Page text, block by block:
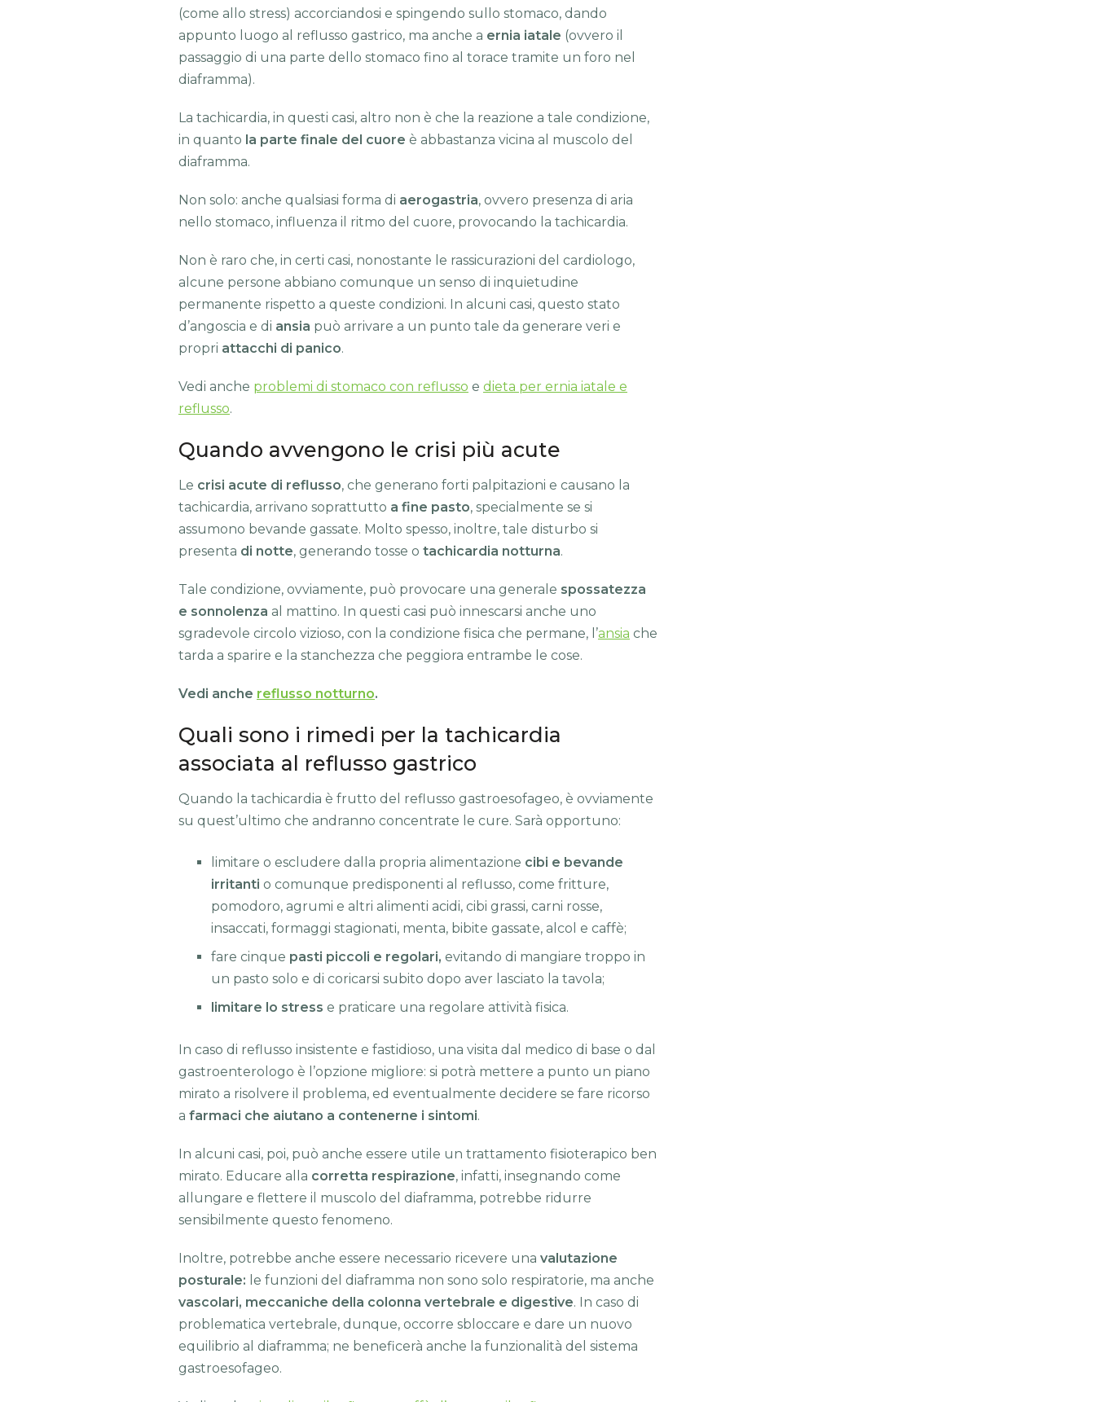
(come allo stress) accorciandosi e spingendo sullo stomaco, dando
appunto luogo al reflusso gastrico, ma anche a ernia iatale (ovvero il
passaggio di una parte dello stomaco fino al torace tramite un foro nel
diaframma).
La tachicardia, in questi casi, altro non è che la reazione a tale condizione,
in quanto la parte finale del cuore è abbastanza vicina al muscolo del
diaframma.
Non solo: anche qualsiasi forma di aerogastria, ovvero presenza di aria
nello stomaco, influenza il ritmo del cuore, provocando la tachicardia.
Non è raro che, in certi casi, nonostante le rassicurazioni del cardiologo,
alcune persone abbiano comunque un senso di inquietudine
permanente rispetto a queste condizioni. In alcuni casi, questo stato
d’angoscia e di ansia può arrivare a un punto tale da generare veri e
propri attacchi di panico.
Vedi anche problemi di stomaco con reflusso e dieta per ernia iatale e
reflusso.
Quando avvengono le crisi più acute
Le crisi acute di reflusso, che generano forti palpitazioni e causano la
tachicardia, arrivano soprattutto a fine pasto, specialmente se si
assumono bevande gassate. Molto spesso, inoltre, tale disturbo si
presenta di notte, generando tosse o tachicardia notturna.
Tale condizione, ovviamente, può provocare una generale spossatezza
e sonnolenza al mattino. In questi casi può innescarsi anche uno
sgradevole circolo vizioso, con la condizione fisica che permane, l’ansia che
tarda a sparire e la stanchezza che peggiora entrambe le cose.
Vedi anche reflusso notturno.
Quali sono i rimedi per la tachicardia
associata al reflusso gastrico
Quando la tachicardia è frutto del reflusso gastroesofageo, è ovviamente
su quest’ultimo che andranno concentrate le cure. Sarà opportuno:
limitare o escludere dalla propria alimentazione cibi e bevande
irritanti o comunque predisponenti al reflusso, come fritture,
pomodoro, agrumi e altri alimenti acidi, cibi grassi, carni rosse,
insaccati, formaggi stagionati, menta, bibite gassate, alcol e caffè;
fare cinque pasti piccoli e regolari, evitando di mangiare troppo in
un pasto solo e di coricarsi subito dopo aver lasciato la tavola;
limitare lo stress e praticare una regolare attività fisica.
In caso di reflusso insistente e fastidioso, una visita dal medico di base o dal
gastroenterologo è l’opzione migliore: si potrà mettere a punto un piano
mirato a risolvere il problema, ed eventualmente decidere se fare ricorso
a farmaci che aiutano a contenerne i sintomi.
In alcuni casi, poi, può anche essere utile un trattamento fisioterapico ben
mirato. Educare alla corretta respirazione, infatti, insegnando come
allungare e flettere il muscolo del diaframma, potrebbe ridurre
sensibilmente questo fenomeno.
Inoltre, potrebbe anche essere necessario ricevere una valutazione
posturale: le funzioni del diaframma non sono solo respiratorie, ma anche
vascolari, meccaniche della colonna vertebrale e digestive. In caso di
problematica vertebrale, dunque, occorre sbloccare e dare un nuovo
equilibrio al diaframma; ne beneficerà anche la funzionalità del sistema
gastroesofageo.